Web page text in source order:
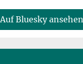
Auf Bluesky ansehen